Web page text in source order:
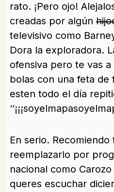
rato. ¡Pero ojo!
creadas por algún
televisivo como
Dora la exploradora.
ofensiva pero te vas
bolas con una feta de
esten todo el día
En serio.
reemplazarlo por
nacional como
queres escuchar